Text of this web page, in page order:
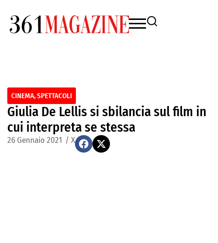
CINEMA,SPETTACOLI
Giulia De Lellis si sbilancia sul film in
cui interpreta se stessa
26 Gennaio 2021 / X